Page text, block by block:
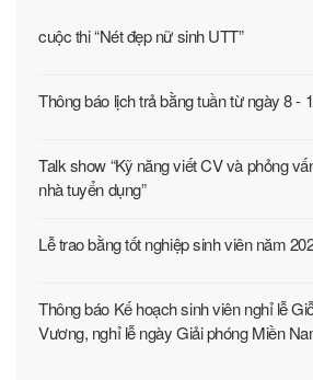
cuộc thi “Nét đẹp nữ sinh UTT”
Thông báo lịch trả bằng tuần từ ngày 8 -
Talk show “Kỹ năng viết CV và phỏng
nhà tuyển dụng”
Lễ trao bằng tốt nghiệp sinh viên năm
Thông báo Kế hoạch sinh viên nghỉ lễ
Vương, nghỉ lễ ngày Giải phóng Miền